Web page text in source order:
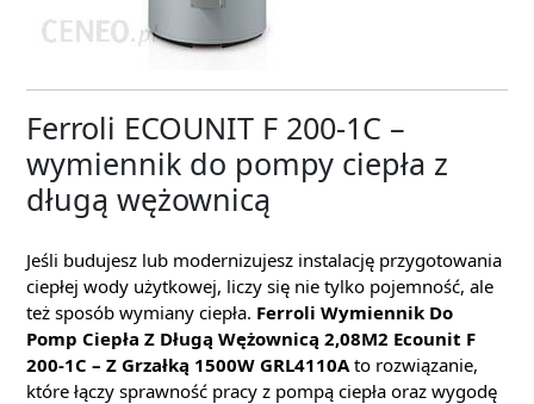
Ferroli ECOUNIT F 200-1C –
wymiennik do pompy ciepła z
długą wężownicą
Jeśli budujesz lub modernizujesz instalację przygotowania
ciepłej wody użytkowej, liczy się nie tylko pojemność, ale
też sposób wymiany ciepła. Ferroli Wymiennik Do
Pomp Ciepła Z Długą Wężownicą 2,08M2 Ecounit F
200-1C – Z Grzałką 1500W GRL4110Ato rozwiązanie,
które łączy sprawność pracy z pompą ciepła oraz wygodę